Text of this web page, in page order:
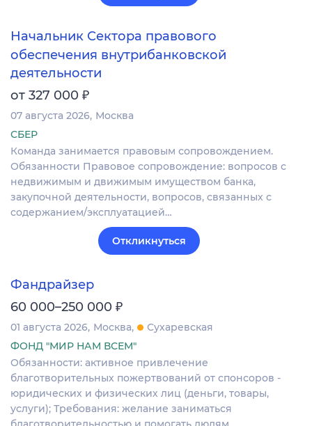
Начальник Сектора правового
обеспечения внутрибанковской
деятельности
от 327 000 ₽
07 августа 2026 Москва
СБЕР
Команда занимается правовым сопровождением.
Обязанности Правовое сопровождение: вопросов с
недвижимым и движимым имуществом банка,
закупочной деятельности, вопросов, связанных с
содержанием/эксплуатацией…
Откликнуться
Фандрайзер
60 000–250 000 ₽
01 августа 2026 Москва
Сухаревская
ФОНД "МИР НАМ ВСЕМ"
Обязанности: активное привлечение
благотворительных пожертвований от спонсоров -
юридических и физических лиц (деньги, товары,
услуги); Требования: желание заниматься